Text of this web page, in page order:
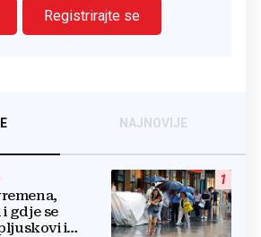
Registrirajte se
NAJNOVIJE
1
gdje se
i